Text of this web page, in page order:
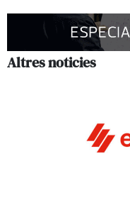
Altres noticies